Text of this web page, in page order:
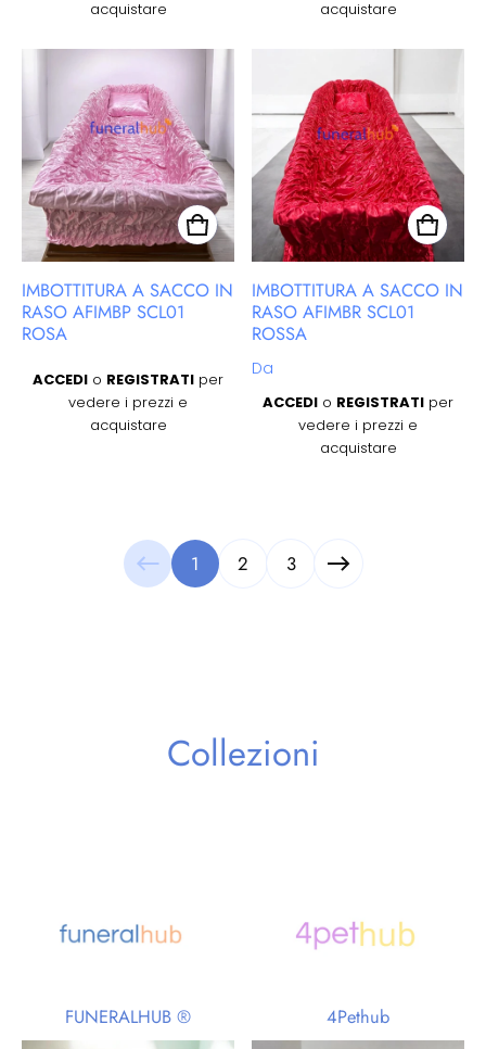
acquistare acquistare
IMBOTTITURA A SACCO IN
RASO AFIMBP SCL01
ROSA
ACCEDI o REGISTRATI per
vedere i prezzi e
acquistare
IMBOTTITURA A SACCO IN
RASO AFIMBR SCL01
ROSSA
Prezzo regolare
Da
ACCEDI o REGISTRATI per
vedere i prezzi e
acquistare
1 2 3
Collezioni
FUNERALHUB ® 4Pethub